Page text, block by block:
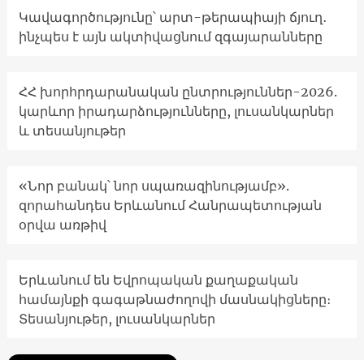
Կավագործությունը՝ արտ-թերապիայի ճյուղ․
ինչպես է այն ակտիվացնում զգայարանները
ՀՀ խորհրդարանական ընտրություններ-2026.
կարևոր իրադարձությունները, լուսանկարներ
և տեսանյութեր
«Նոր բանակ՝ նոր սպառազինությամբ».
զորահանդես Երևանում Հանրապետության
օրվա առթիվ
Երևանում են Եվրոպական քաղաքական
համայնքի գագաթնաժողովի մասնակիցները։
Տեսանյութեր, լուսանկարներ